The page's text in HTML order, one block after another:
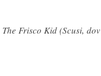
The Frisco Kid (Scusi,